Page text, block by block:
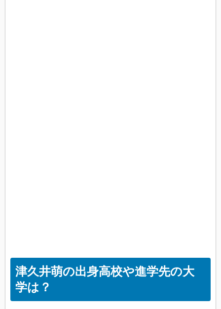
津久井萌の出身高校や進学先の大
学は？